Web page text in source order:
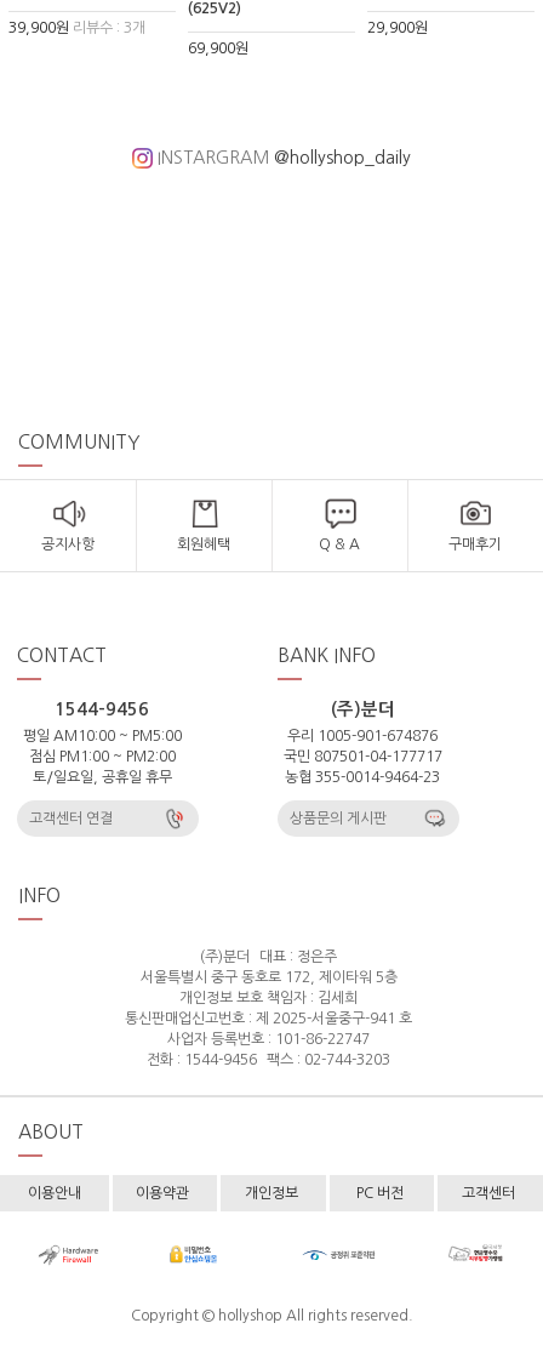
39,900원 리뷰수 : 3개
(625V2)
69,900원
29,900원
INSTARGRAM @hollyshop_daily
COMMUNITY
공지사항 회원혜택 Q & A 구매후기
CONTACT
1544-9456
평일 AM10:00 ~ PM5:00
점심 PM1:00 ~ PM2:00
토/일요일, 공휴일 휴무
고객센터 연결
BANK INFO
(주)분더
우리 1005-901-674876
국민 807501-04-177717
농협 355-0014-9464-23
상품문의 게시판
INFO
(주)분더
대표 : 정은주
서울특별시 중구 동호로 172, 제이타워 5층
개인정보 보호 책임자 : 김세희
통신판매업신고번호 : 제 2025-서울중구-941 호
사업자 등록번호 : 101-86-22747
전화 : 1544-9456
팩스 : 02-744-3203
ABOUT
이용안내 이용약관 개인정보 PC 버전 고객센터
Copyright © hollyshop All rights reserved.